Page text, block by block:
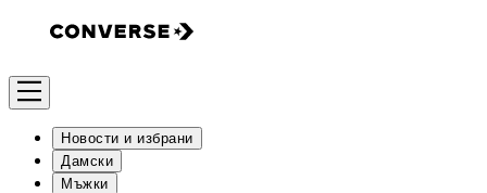
Новости и избрани
Дамски
Мъжки